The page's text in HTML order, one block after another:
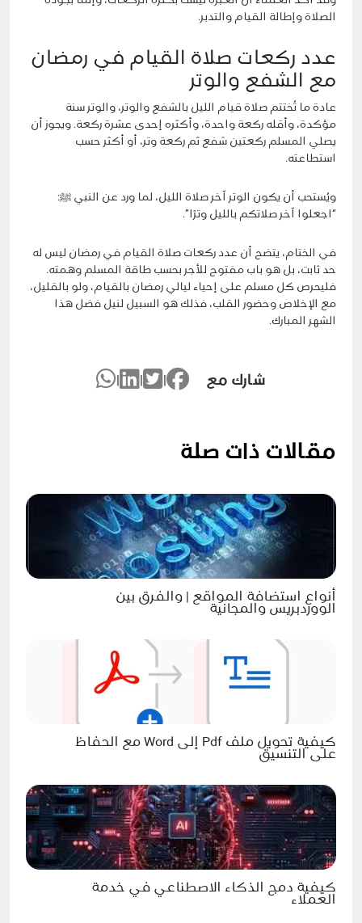
الصلاة وإطالة القيام والتدبر.
عدد ركعات صلاة القيام في رمضان
مع الشفع والوتر
عادة ما تُختتم صلاة قيام الليل بالشفع والوتر، والوتر سنة
مؤكدة، وأقله ركعة واحدة، وأكثره إحدى عشرة ركعة. ويجوز أن
يصلي المسلم ركعتين شفع ثم ركعة وتر، أو أكثر حسب
استطاعته.
ويُستحب أن يكون الوتر آخر صلاة الليل، لما ورد عن النبي ﷺ:
“اجعلوا آخر صلاتكم بالليل وترًا”.
في الختام، يتضح أن عدد ركعات صلاة القيام في رمضان ليس له
حد ثابت، بل هو باب مفتوح للأجر بحسب طاقة المسلم وهمته.
فليحرص كل مسلم على إحياء ليالي رمضان بالقيام، ولو بالقليل،
مع الإخلاص وحضور القلب، فذلك هو السبيل لنيل فضل هذا
الشهر المبارك.
شارك مع
مقالات ذات صلة
أنواع استضافة المواقع | والفرق بين
الووردبريس والمجانية
كيفية تحويل ملف Pdf إلى Word مع الحفاظ
على التنسيق
كيفية دمج الذكاء الاصطناعي في خدمة
العملاء